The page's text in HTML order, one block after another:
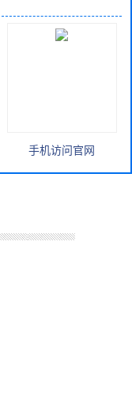
手机访问官网